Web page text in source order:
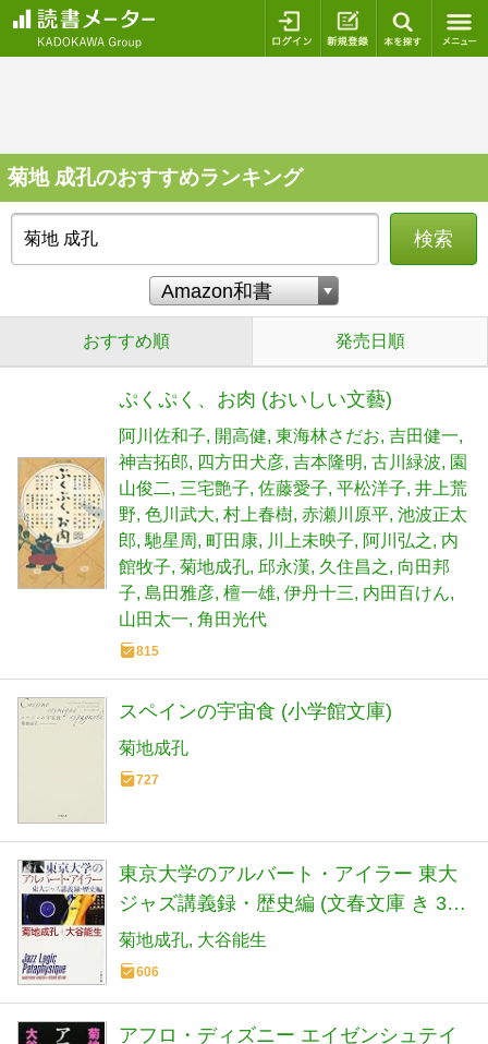
ログイン 新規登録
菊地 成孔のおすすめランキング
検索
おすすめ順 発売日順
ぷくぷく、お肉 (おいしい文藝)
阿川佐和子 開高健 東海林さだお 吉田健一
神吉拓郎
四方田犬彦 吉本隆明 古川緑波
園
山俊二
三宅艶子 佐藤愛子 平松洋子 井上荒
野 色川武大 村上春樹 赤瀬川原平 池波正太
郎 馳星周 町田康 川上未映子 阿川弘之
内
館牧子 菊地成孔 邱永漢 久住昌之
向田邦
子 島田雅彦 檀一雄 伊丹十三 内田百けん
山田太一 角田光代
815
スペインの宇宙食 (小学館文庫)
菊地成孔
727
東京大学のアルバート・アイラー 東大
ジャズ講義録・歴史編 (文春文庫 き 30-
1)
菊地成孔 大谷能生
606
アフロ・ディズニー エイゼンシュテイ